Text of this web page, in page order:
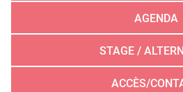
AGENDA
STAGE /
ACCÈS/